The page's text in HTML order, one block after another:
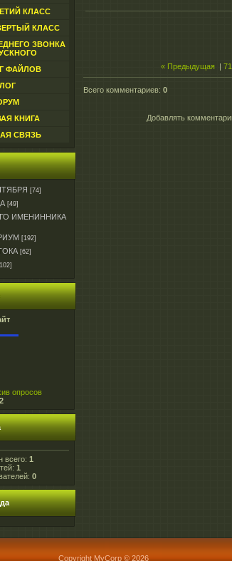
КЛАСС
КЛАСС
ЗВОНКА
ФАЙЛОВ
КНИГА
СВЯЗЬ
[74]
[49]
ИМЕНИННИКА
[192]
[62]
опросов
всего: 1
1
0
« Предыдущая 71
Всего комментариев: 0
Добавлять
Copyright MyCorp © 2026